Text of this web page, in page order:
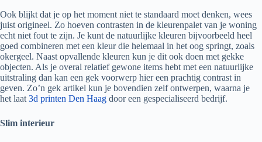
Ook blijkt dat je op het moment niet te standaard moet denken, wees
juist origineel. Zo hoeven contrasten in de kleurenpalet van je woning
echt niet fout te zijn. Je kunt de natuurlijke kleuren bijvoorbeeld heel
goed combineren met een kleur die helemaal in het oog springt, zoals
okergeel. Naast opvallende kleuren kun je dit ook doen met gekke
objecten. Als je overal relatief gewone items hebt met een natuurlijke
uitstraling dan kan een gek voorwerp hier een prachtig contrast in
geven. Zo’n gek artikel kun je bovendien zelf ontwerpen, waarna je
het laat 3d printen Den Haag door een gespecialiseerd bedrijf.
Slim interieur